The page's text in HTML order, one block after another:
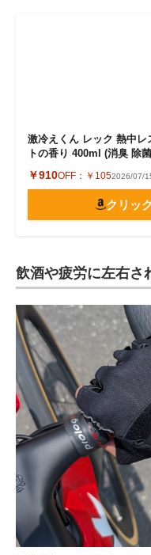
激冷えくん レック 熱中
トの香り 400ml (消臭 除
￥910OFF： ￥1052026/07/
クリッ
飲酒や疲労に左右さ